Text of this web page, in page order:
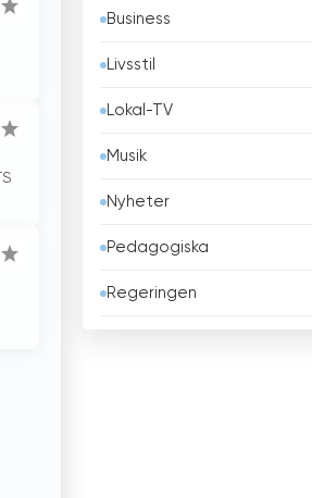
Bolivia
Bosnien och Hercegovina
Brasilien
Business
Livsstil
Lokal-TV
Musik
Nyheter
Pedagogiska
Regeringen